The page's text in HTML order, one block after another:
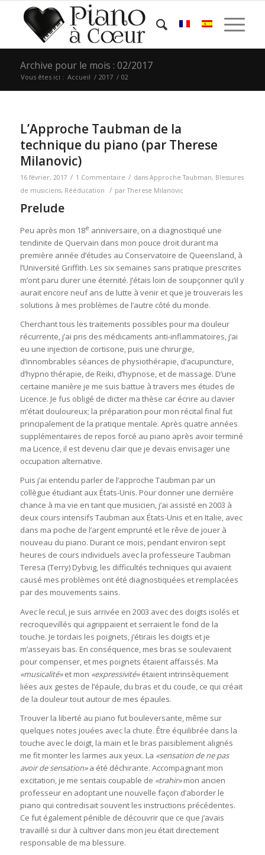
Archive pour le mois : 02/2017
Vous êtes ici : Accueil / 2017 / 02
L’Approche Taubman de la
technique du piano (par Therese
Milanovic)
16 février, 2017 / 1 Commentaire / dans Approche Taubman, Blessures
de musiciens, Rééducation / parTherese Milanovic
Prelude
Peu après mon 18e anniversaire, on a diagnostiqué une
tendinite de Quervain dans mon pouce droit durant ma
première année d’études au Conservatoire de Queensland, à
l’Université Griffith. Les six semaines sans pratique prescrites
m’ont paru durer une éternité. J’étais loin de soupçonner qu’il y
aurait encore neuf ans de lutte à venir et que je trouverais les
solutions à mes problèmes de l’autre côté du monde.
Cherchant tous les traitements possibles pour ma douleur
récurrente, j’ai pris des médicaments anti-inflammatoires, j’ai
eu une injection de cortisone, puis une chirurgie,
d’innombrables séances de physiothérapie, d’acupuncture,
d’hypno thérapie, de Reiki, d’hypnose, et de massage. D’une
certaine manière je me suis battue à travers mes études de
Licence. Je fus obligé de dicter ma thèse car écrire au clavier
m’était douloureux; la préparation pour mon récital final fut
principalement de la pratique mentale. Après quatre années
supplémentaires de repos forcé au piano après avoir terminé
ma Licence, il est devenu clair que je devais envisager une
occupation alternative.
Puis j’ai entendu parler de l’approche Taubman par un
collègue étudiant aux États-Unis. Pour donner une dernière
chance à ma vie en tant que musicien, j’ai assisté en 2003 à
deux cours intensifs Taubman aux États-Unis et en Italie, avec
dans ma poche de l’argent emprunté et le rêve de jouer à
nouveau du piano. Durant ce mois, pendant environ sept
heures de cours individuels avec la professeure Taubman
Teresa (Terry) Dybvig, les difficultés techniques qui avaient
causé mes problèmes ont été diagnostiquées et remplacées
par des mouvements sains.
Avec le recul, je suis arrivée en 2003 avec des doigts isolés et
recroquevillés qui agrippaient et serraient le fond de la
touche. Je tordais les poignets, j’étirais les doigts et je
m’asseyais bas. En conséquence, mes bras se soulevaient
pour compenser, et mes poignets étaient affaissés. Ma
«musicalité»et mon «expressivité»étaient intrinsèquement
liées aux gestes de l’épaule, du bras et du coude, ce qui créait
de la douleur tout autour de mes épaules.
Trouver la liberté au piano fut bouleversante, même sur
quelques notes jouées avec la chute. Être équilibrée dans la
touche avec le doigt, la main et le bras paisiblement alignés
me fit monter les larmes aux yeux. La «sensation de ne pas
avoir de sensation»a été déchirante. Accompagnant mon
excitation, je me sentais coupable de «trahir»mon ancien
professeur en adoptant une nouvelle façon d’aborder le
piano qui contredisait souvent les instructions précédentes.
Ce fut également pénible de découvrir que ce que j’avais
travaillé si dur à cultiver dans mon jeu était directement
responsable de ma blessure.